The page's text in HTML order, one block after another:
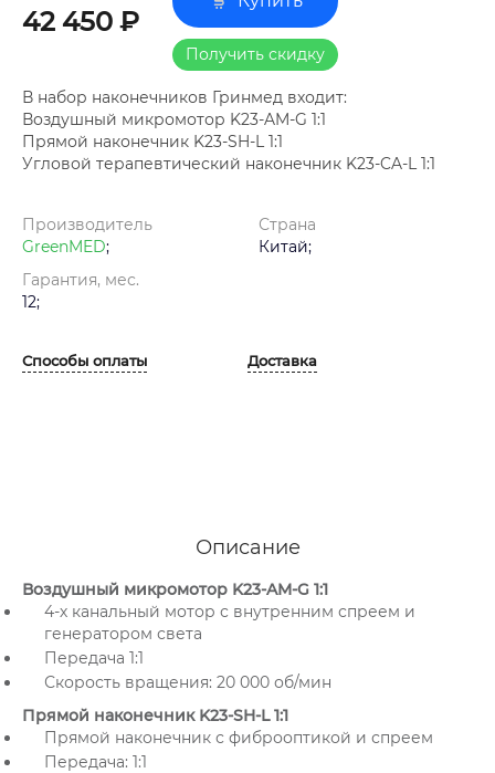
42 450 ₽
Получить скидку
В набор наконечников Гринмед входит:
Воздушный микромотор K23-AM-G 1:1
Прямой наконечник K23-SH-L 1:1
Угловой терапевтический наконечник K23-CA-L 1:1
Производитель
GreenMED;
Страна
Китай;
Гарантия, мес.
12;
Способы оплаты Доставка
Описание
Воздушный микромотор K23-AM-G 1:1
4-х канальный мотор с внутренним спреем и
генератором света
Передача 1:1
Скорость вращения: 20 000 об/мин
Прямой наконечник K23-SH-L 1:1
Прямой наконечник с фиброоптикой и спреем
Передача: 1:1